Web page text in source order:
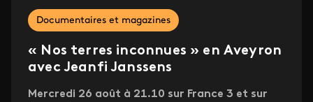
Documentaires et magazines
« Nos terres inconnues » en Aveyron
avec Jeanfi Janssens
Mercredi 26 août à 21.10 sur France 3 et sur